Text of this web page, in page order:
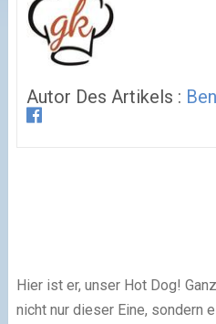
Autor Des Artikels :
Hier ist er, unser Hot Dog!
nicht nur dieser Eine, sondern